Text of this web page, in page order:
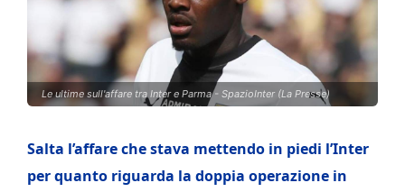
Le ultime sull'affare tra Inter e Parma - SpazioInter (La Presse)
Salta l’affare che stava mettendo in piedi l’Inter
per quanto riguarda la doppia operazione in